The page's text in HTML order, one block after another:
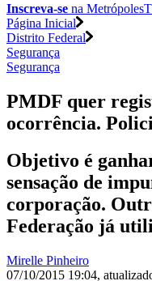
Inscreva-se na
Página Inicial
Distrito Federal
Segurança
Segurança
PMDF quer
ocorrência.
Objetivo é
sensação de
corporação.
Federação já
Mirelle Pinheiro
07/10/2015 19:04,